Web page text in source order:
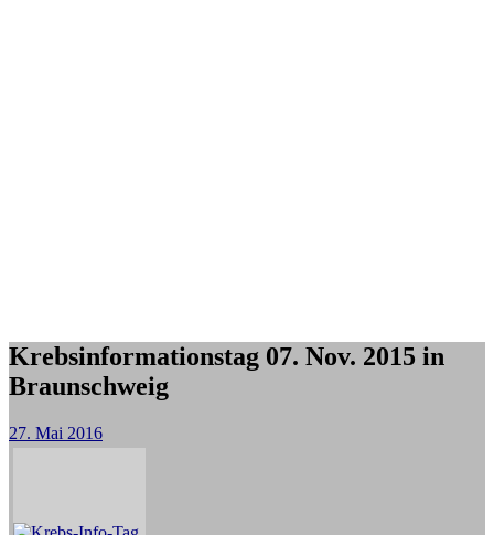
Krebsinformationstag 07. Nov. 2015 in
Braunschweig
27. Mai 2016